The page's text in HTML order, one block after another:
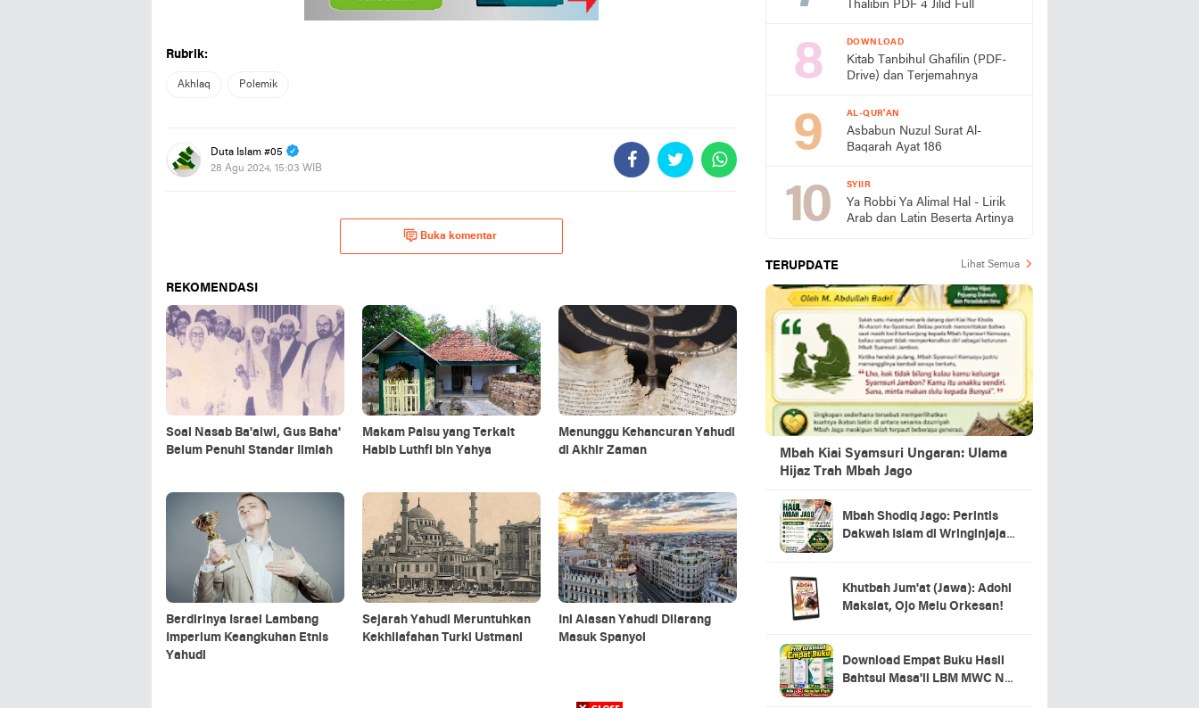
Rubrik:
Akhlaq Polemik
Duta Islam #05
28 Agu 2024, 15:03 WIB
Buka komentar
REKOMENDASI
Soal Nasab Ba'alwi, Gus Baha'
Belum Penuhi Standar Ilmiah
Makam Palsu yang Terkait
Habib Luthfi bin Yahya
Menunggu Kehancuran Yahudi
di Akhir Zaman
Berdirinya Israel Lambang
Imperium Keangkuhan Etnis
Yahudi
Sejarah Yahudi Meruntuhkan
Kekhilafahan Turki Ustmani
Ini Alasan Yahudi Dilarang
Masuk Spanyol
Thalibin PDF 4 Jilid Full
DOWNLOAD
Kitab Tanbihul Ghafilin (PDF-
Drive) dan Terjemahnya
AL-QUR'AN
Asbabun Nuzul Surat Al-
Baqarah Ayat 186
SYIIR
Ya Robbi Ya Alimal Hal - Lirik
Arab dan Latin Beserta Artinya
TERUPDATE Lihat Semua
Mbah Kiai Syamsuri Ungaran: Ulama
Hijaz Trah Mbah Jago
Mbah Shodiq Jago: Perintis
Dakwah Islam di Wringinjajar,
Khutbah Jum'at (Jawa): Adohi
Maksiat, Ojo Melu Orkesan!
Download Empat Buku Hasil
Bahtsul Masa'il LBM MWC NU